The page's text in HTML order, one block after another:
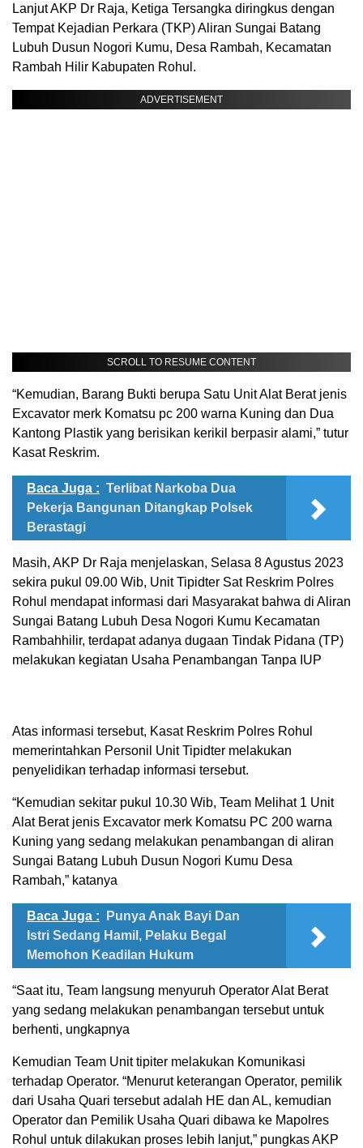
Lanjut AKP Dr Raja, Ketiga Tersangka diringkus dengan
Tempat Kejadian Perkara (TKP) Aliran Sungai Batang
Lubuh Dusun Nogori Kumu, Desa Rambah, Kecamatan
Rambah Hilir Kabupaten Rohul.
ADVERTISEMENT
SCROLL TO RESUME CONTENT
“Kemudian, Barang Bukti berupa Satu Unit Alat Berat jenis
Excavator merk Komatsu pc 200 warna Kuning dan Dua
Kantong Plastik yang berisikan kerikil berpasir alami,” tutur
Kasat Reskrim.
Baca Juga : Terlibat Narkoba Dua
Pekerja Bangunan Ditangkap Polsek
Berastagi
Masih, AKP Dr Raja menjelaskan, Selasa 8 Agustus 2023
sekira pukul 09.00 Wib, Unit Tipidter Sat Reskrim Polres
Rohul mendapat informasi dari Masyarakat bahwa di Aliran
Sungai Batang Lubuh Desa Nogori Kumu Kecamatan
Rambahhilir, terdapat adanya dugaan Tindak Pidana (TP)
melakukan kegiatan Usaha Penambangan Tanpa IUP
Atas informasi tersebut, Kasat Reskrim Polres Rohul
memerintahkan Personil Unit Tipidter melakukan
penyelidikan terhadap informasi tersebut.
“Kemudian sekitar pukul 10.30 Wib, Team Melihat 1 Unit
Alat Berat jenis Excavator merk Komatsu PC 200 warna
Kuning yang sedang melakukan penambangan di aliran
Sungai Batang Lubuh Dusun Nogori Kumu Desa
Rambah,” katanya
Baca Juga :
Punya Anak Bayi Dan
Istri Sedang Hamil, Pelaku Begal
Memohon Keadilan Hukum
“Saat itu, Team langsung menyuruh Operator Alat Berat
yang sedang melakukan penambangan tersebut untuk
berhenti, ungkapnya
Kemudian Team Unit tipiter melakukan Komunikasi
terhadap Operator. “Menurut keterangan Operator, pemilik
dari Usaha Quari tersebut adalah HE dan AL, kemudian
Operator dan Pemilik Usaha Quari dibawa ke Mapolres
Rohul untuk dilakukan proses lebih lanjut,” pungkas AKP